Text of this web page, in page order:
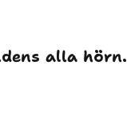
alla hörn.